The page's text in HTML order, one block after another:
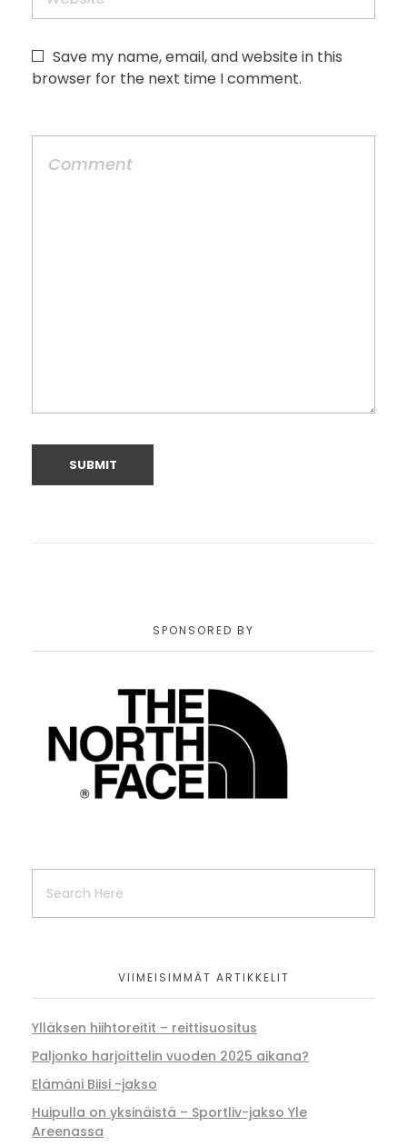
Save my name, email, and website in this
browser for the next time I comment.
SPONSORED BY
VIIMEISIMMÄT ARTIKKELIT
Ylläksen hiihtoreitit – reittisuositus
Paljonko harjoittelin vuoden 2025 aikana?
Elämäni Biisi -jakso
Huipulla on yksinäistä – Sportliv-jakso Yle
Areenassa